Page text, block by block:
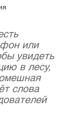
или
увидеть
в лесу,
слова